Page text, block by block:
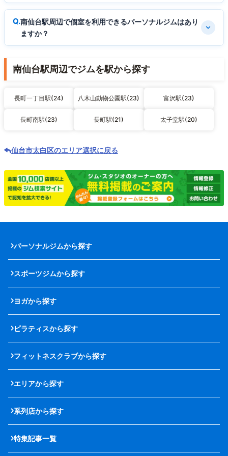
南仙台駅周辺で個室を利用できるパーソナルジムはあり
ますか？
南仙台駅周辺でジムを駅から探す
長町一丁目駅(24) 八木山動物公園駅(23) 富沢駅(23)
長町南駅(23) 長町駅(21) 太子堂駅(20)
仙台市太白区のエリア選択に戻る
パーソナルジムから探す
スポーツジムから探す
ヨガから探す
ピラティスから探す
フィットネスクラブから探す
エリアから探す
系列店から探す
特集記事一覧